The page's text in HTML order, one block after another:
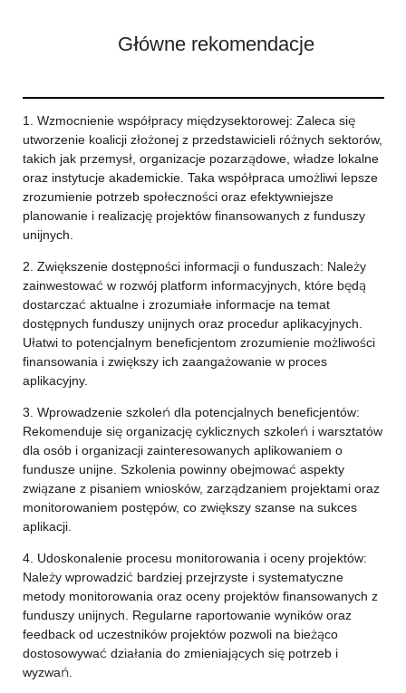
Główne rekomendacje
1. Wzmocnienie współpracy międzysektorowej: Zaleca się
utworzenie koalicji złożonej z przedstawicieli różnych sektorów,
takich jak przemysł, organizacje pozarządowe, władze lokalne
oraz instytucje akademickie. Taka współpraca umożliwi lepsze
zrozumienie potrzeb społeczności oraz efektywniejsze
planowanie i realizację projektów finansowanych z funduszy
unijnych.
2. Zwiększenie dostępności informacji o funduszach: Należy
zainwestować w rozwój platform informacyjnych, które będą
dostarczać aktualne i zrozumiałe informacje na temat
dostępnych funduszy unijnych oraz procedur aplikacyjnych.
Ułatwi to potencjalnym beneficjentom zrozumienie możliwości
finansowania i zwiększy ich zaangażowanie w proces
aplikacyjny.
3. Wprowadzenie szkoleń dla potencjalnych beneficjentów:
Rekomenduje się organizację cyklicznych szkoleń i warsztatów
dla osób i organizacji zainteresowanych aplikowaniem o
fundusze unijne. Szkolenia powinny obejmować aspekty
związane z pisaniem wniosków, zarządzaniem projektami oraz
monitorowaniem postępów, co zwiększy szanse na sukces
aplikacji.
4. Udoskonalenie procesu monitorowania i oceny projektów:
Należy wprowadzić bardziej przejrzyste i systematyczne
metody monitorowania oraz oceny projektów finansowanych z
funduszy unijnych. Regularne raportowanie wyników oraz
feedback od uczestników projektów pozwoli na bieżąco
dostosowywać działania do zmieniających się potrzeb i
wyzwań.